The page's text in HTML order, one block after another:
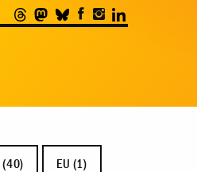
(40) EU (1)